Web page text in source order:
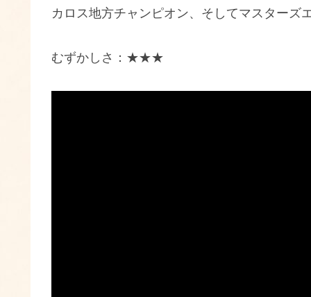
カロス地方チャンピオン、そしてマスターズ
むずかしさ：★★★